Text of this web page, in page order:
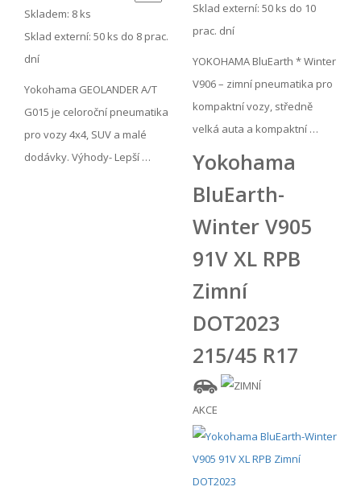
Skladem: 8 ks
Sklad externí: 50 ks do 8 prac.
dní
Yokohama GEOLANDER A/T
G015 je celoroční pneumatika
pro vozy 4x4, SUV a malé
dodávky. Výhody- Lepší …
Sklad externí: 50 ks do 10
prac. dní
YOKOHAMA BluEarth * Winter
V906 – zimní pneumatika pro
kompaktní vozy, středně
velká auta a kompaktní …
Yokohama
BluEarth-
Winter V905
91V XL RPB
Zimní
DOT2023
215/45 R17
AKCE